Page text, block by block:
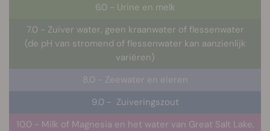
6.0 - Urine en melk
7.0 - Zuiver water, geen kraanwater of flessenwater
(de pH van stromend of flessenwater kan aanzienlijk
variëren)
8.0 - Zeewater en eieren
9.0 - Zuiveringszout
10.0 - Milk of Magnesia en het water van Great Salt Lake,